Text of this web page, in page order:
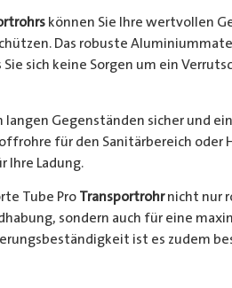
können Sie Ihre wertvollen
Das robuste
sich keine Sorgen um ein
Gegenständen sicher und
für den Sanitärbereich oder
Ihre Ladung.
Tube Pro Transportrohrnicht nur
sondern auch für eine
ist es zudem